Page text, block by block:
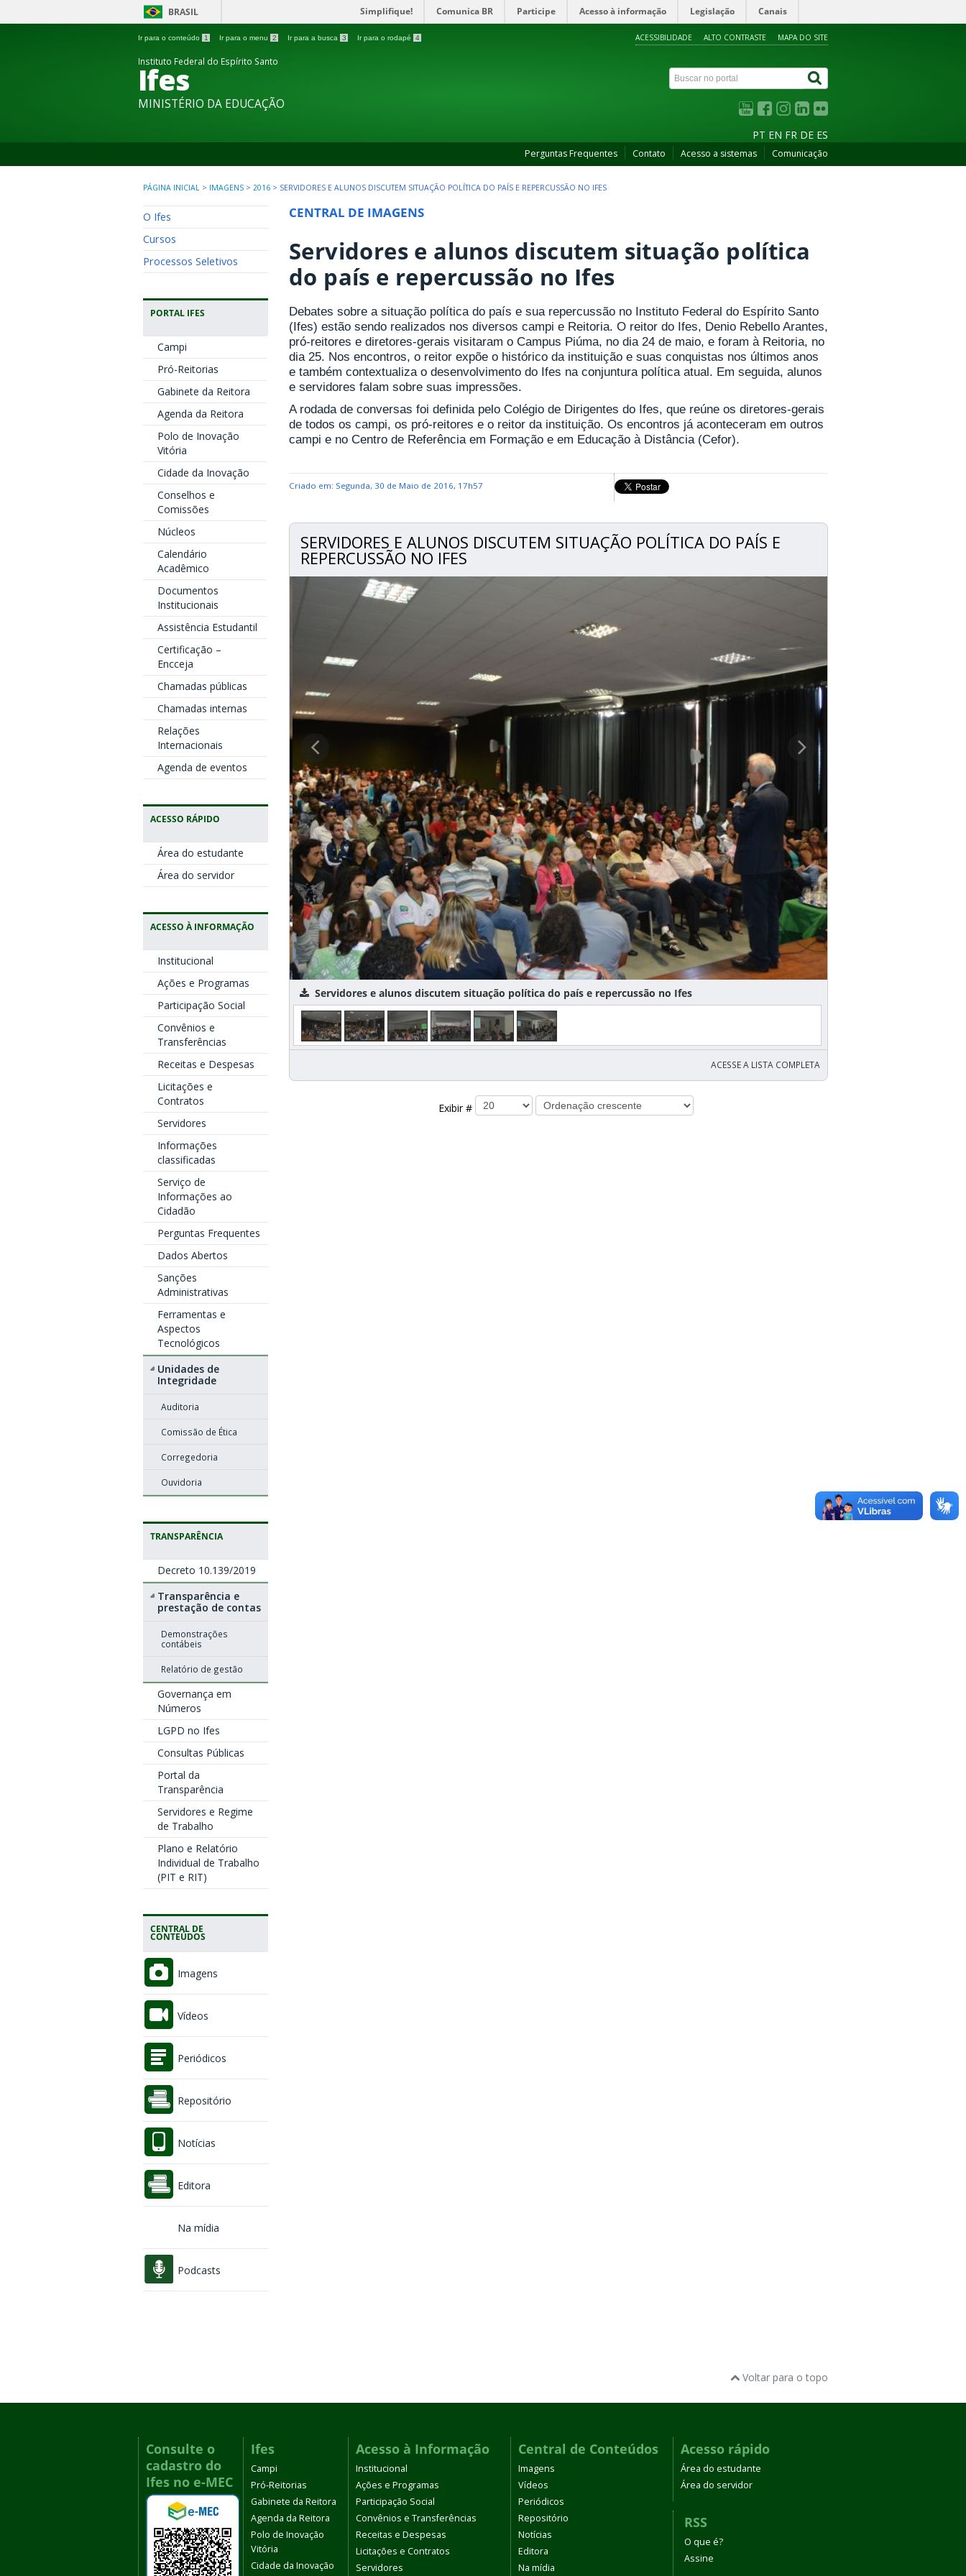
BRASIL Simplifique! Comunica BR Participe Acesso à informação Legislação Canais
Ir para o conteúdo 1 Ir para o menu 2 Ir para a busca 3 Ir para o rodapé 4 ACESSIBILIDADE ALTO CONTRASTE MAPA DO SITE
Instituto Federal do Espírito Santo
Ifes
MINISTÉRIO DA EDUCAÇÃO
PT EN FR DE ES
Perguntas Frequentes Contato Acesso a sistemas Comunicação
PÁGINA INICIAL > IMAGENS > 2016 > SERVIDORES E ALUNOS DISCUTEM SITUAÇÃO POLÍTICA DO PAÍS E REPERCUSSÃO NO IFES
O Ifes
Cursos
Processos Seletivos
PORTAL IFES
Campi
Pró-Reitorias
Gabinete da Reitora
Agenda da Reitora
Polo de Inovação
Vitória
Cidade da Inovação
Conselhos e
Comissões
Núcleos
Calendário
Acadêmico
Documentos
Institucionais
Assistência Estudantil
Certificação –
Encceja
Chamadas públicas
Chamadas internas
Relações
Internacionais
Agenda de eventos
ACESSO RÁPIDO
Área do estudante
Área do servidor
ACESSO À INFORMAÇÃO
Institucional
Ações e Programas
Participação Social
Convênios e
Transferências
Receitas e Despesas
Licitações e
Contratos
Servidores
Informações
classificadas
Serviço de
Informações ao
Cidadão
Perguntas Frequentes
Dados Abertos
Sanções
Administrativas
Ferramentas e
Aspectos
Tecnológicos
Unidades de
Integridade
Auditoria
Comissão de Ética
Corregedoria
Ouvidoria
TRANSPARÊNCIA
Decreto 10.139/2019
Transparência e
prestação de contas
Demonstrações
contábeis
Relatório de gestão
Governança em
Números
LGPD no Ifes
Consultas Públicas
Portal da
Transparência
Servidores e Regime
de Trabalho
Plano e Relatório
Individual de Trabalho
(PIT e RIT)
CENTRAL DE
CONTEÚDOS
Imagens
Vídeos
Periódicos
Repositório
Notícias
Editora
Na mídia
Podcasts
CENTRAL DE IMAGENS
Servidores e alunos discutem situação política
do país e repercussão no Ifes
Debates sobre a situação política do país e sua repercussão no Instituto Federal do Espírito Santo
(Ifes) estão sendo realizados nos diversos campi e Reitoria. O reitor do Ifes, Denio Rebello Arantes,
pró-reitores e diretores-gerais visitaram o Campus Piúma, no dia 24 de maio, e foram à Reitoria, no
dia 25. Nos encontros, o reitor expõe o histórico da instituição e suas conquistas nos últimos anos
e também contextualiza o desenvolvimento do Ifes na conjuntura política atual. Em seguida, alunos
e servidores falam sobre suas impressões.
A rodada de conversas foi definida pelo Colégio de Dirigentes do Ifes, que reúne os diretores-gerais
de todos os campi, os pró-reitores e o reitor da instituição. Os encontros já aconteceram em outros
campi e no Centro de Referência em Formação e em Educação à Distância (Cefor).
Criado em: Segunda, 30 de Maio de 2016, 17h57
SERVIDORES E ALUNOS DISCUTEM SITUAÇÃO POLÍTICA DO PAÍS E
REPERCUSSÃO NO IFES
Servidores e alunos discutem situação política do país e repercussão no Ifes
ACESSE A LISTA COMPLETA
Exibir #
Voltar para o topo
Consulte o
cadastro do
Ifes no e-MEC
Ifes
Campi
Pró-Reitorias
Gabinete da Reitora
Agenda da Reitora
Polo de Inovação
Vitória
Cidade da Inovação
Acesso à Informação
Institucional
Ações e Programas
Participação Social
Convênios e Transferências
Receitas e Despesas
Licitações e Contratos
Servidores
Central de Conteúdos
Imagens
Vídeos
Periódicos
Repositório
Notícias
Editora
Na mídia
Acesso rápido
Área do estudante
Área do servidor
RSS
O que é?
Assine